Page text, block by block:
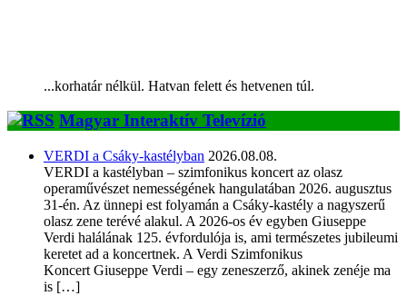
...korhatár nélkül. Hatvan felett és hetvenen túl.
Magyar Interaktív Televízió
VERDI a Csáky-kastélyban 2026.08.08.
VERDI a kastélyban – szimfonikus koncert az olasz
operaművészet nemességének hangulatában 2026. augusztus
31-én. Az ünnepi est folyamán a Csáky-kastély a nagyszerű
olasz zene terévé alakul. A 2026-os év egyben Giuseppe
Verdi halálának 125. évfordulója is, ami természetes jubileumi
keretet ad a koncertnek. A Verdi Szimfonikus
Koncert Giuseppe Verdi – egy zeneszerző, akinek zenéje ma
is […]